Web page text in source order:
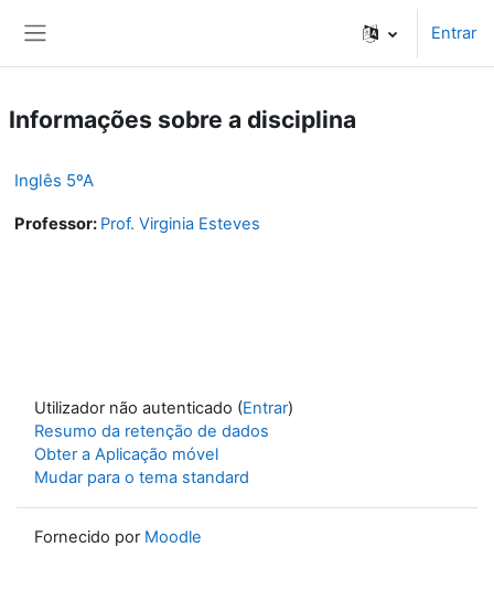
Entrar
Informações sobre a disciplina
Inglês 5ºA
Professor: Prof. Virginia Esteves
Utilizador não autenticado (Entrar)
Resumo da retenção de dados
Obter a Aplicação móvel
Mudar para o tema standard
Fornecido por Moodle